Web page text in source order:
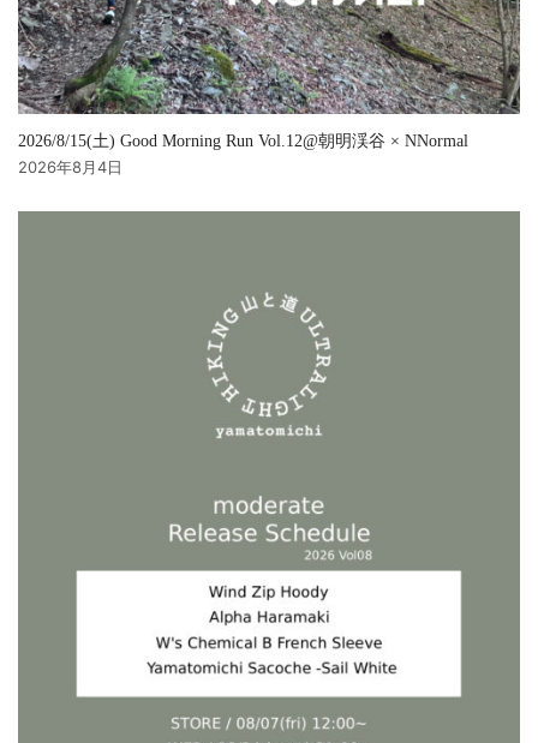
2026/8/15(土) Good Morning Run Vol.12@朝明渓谷 × NNormal
2026年8月4日